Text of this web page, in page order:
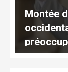
Montée